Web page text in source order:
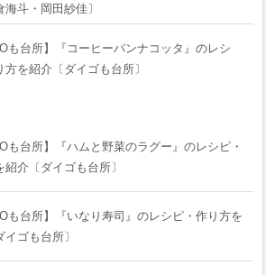
海斗・岡田紗佳〕
も台所】『コーヒーパンナコッタ』のレシ
方を紹介〔ダイゴも台所〕
も台所】『ハムと野菜のラグー』のレシピ・
紹介〔ダイゴも台所〕
も台所】『いなり寿司』のレシピ・作り方を
ゴも台所〕